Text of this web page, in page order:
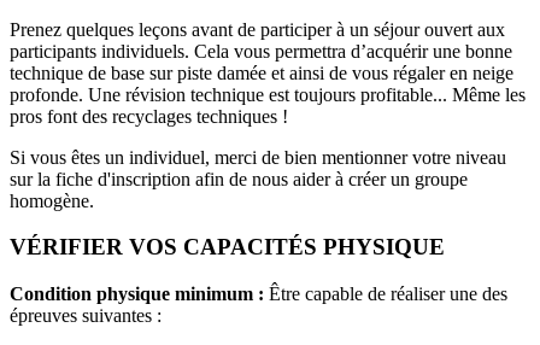
Prenez quelques leçons avant de participer à un séjour ouvert aux
participants individuels. Cela vous permettra d’acquérir une bonne
technique de base sur piste damée et ainsi de vous régaler en neige
profonde. Une révision technique est toujours profitable... Même les
pros font des recyclages techniques !
Si vous êtes un individuel, merci de bien mentionner votre niveau
sur la fiche d'inscription afin de nous aider à créer un groupe
homogène.
VÉRIFIER VOS CAPACITÉS PHYSIQUE
Condition physique minimum : Être capable de réaliser une des
épreuves suivantes :